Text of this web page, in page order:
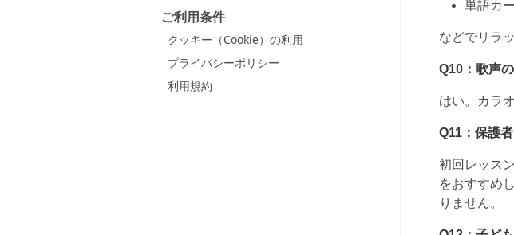
ご利用条件
クッキー（Cookie）の利用
プライバシーポリシー
利用規約